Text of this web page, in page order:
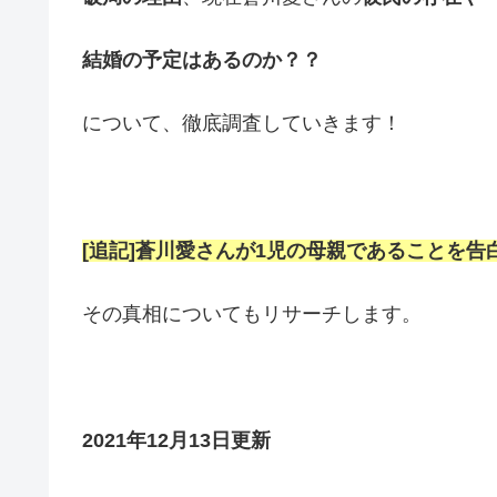
結婚の予定はあるのか？？
について、徹底調査していきます！
[追記]蒼川愛さんが1児の母親であることを告
その真相についてもリサーチします。
2021年12月13日更新